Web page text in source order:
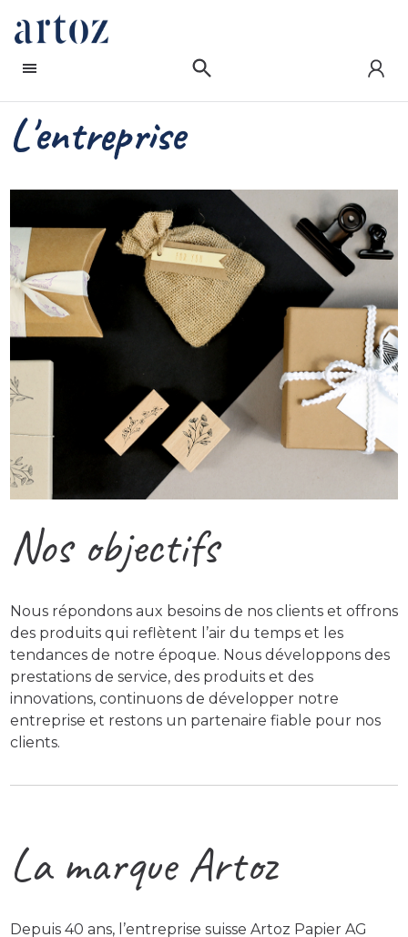
L'entreprise
Nos objectifs
Nous répondons aux besoins de nos clients et offrons
des produits qui reflètent l’air du temps et les
tendances de notre époque. Nous développons des
prestations de service, des produits et des
innovations, continuons de développer notre
entreprise et restons un partenaire fiable pour nos
clients.
La marque Artoz
Depuis 40 ans, l’entreprise suisse Artoz Papier AG